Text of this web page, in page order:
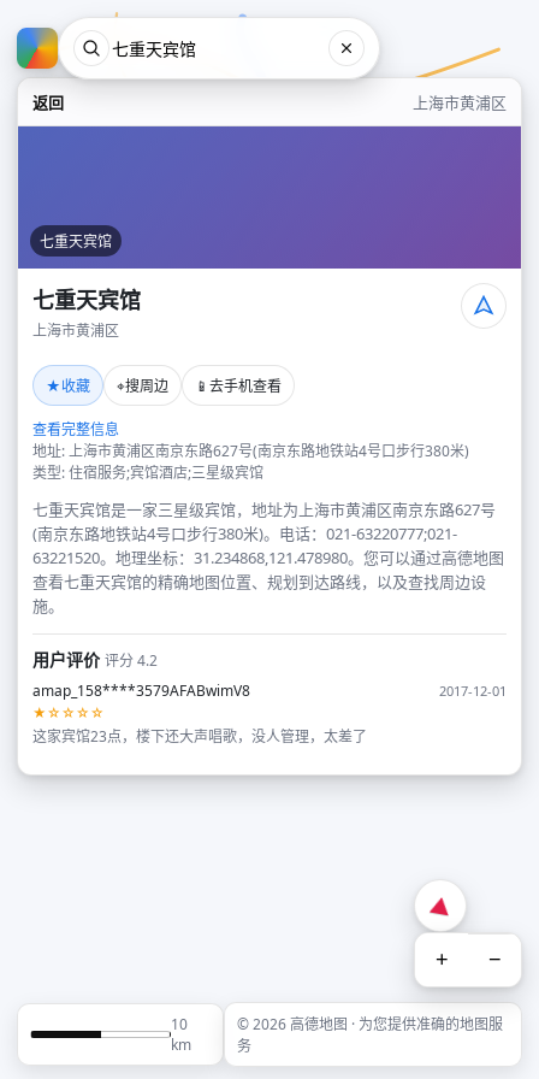
返回 上海市黄浦区
七重天宾馆
七重天宾馆
上海市黄浦区
★收藏 ⌖搜周边 📱 去手机查看
查看完整信息
地址: 上海市黄浦区南京东路627号(南京东路地铁站4号口步行380米)
类型: 住宿服务;宾馆酒店;三星级宾馆
七重天宾馆是一家三星级宾馆，地址为上海市黄浦区南京东路627号
(南京东路地铁站4号口步行380米)。电话：021-63220777;021-
63221520。地理坐标：31.234868,121.478980。您可以通过高德地图
查看七重天宾馆的精确地图位置、规划到达路线，以及查找周边设
施。
用户评价评分 4.2
amap_158****3579AFABwimV8
2017-12-01
★☆☆☆☆
这家宾馆23点，楼下还大声唱歌，没人管理，太差了
+ −
10
km
© 2026 高德地图 · 为您提供准确的地图服
务